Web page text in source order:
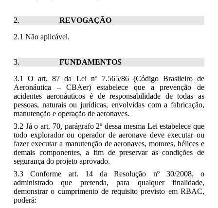
REVOGAÇÃO
2.1 Não aplicável.
FUNDAMENTOS
3.1 O art. 87 da Lei nº 7.565/86 (Código Brasileiro de
Aeronáutica – CBAer) estabelece que a prevenção de
acidentes aeronáuticos é de responsabilidade de todas as
pessoas, naturais ou jurídicas, envolvidas com a fabricação,
manutenção e operação de aeronaves.
3.2 Já o art. 70, parágrafo 2º dessa mesma Lei estabelece que
todo explorador ou operador de aeronave deve executar ou
fazer executar a manutenção de aeronaves, motores, hélices e
demais componentes, a fim de preservar as condições de
segurança do projeto aprovado.
3.3 Conforme art. 14 da Resolução nº 30/2008, o
administrado que pretenda, para qualquer finalidade,
demonstrar o cumprimento de requisito previsto em RBAC,
poderá: